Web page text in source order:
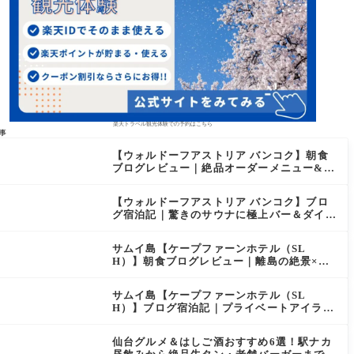
楽天トラベル観光体験での予約はこちら
【ウォルドーフアストリア バンコク】朝食
ブログレビュー｜絶品オーダーメニュー&豊
【ウォルドーフアストリア バンコク】ブロ
グ宿泊記｜驚きのサウナに極上バー＆ダイヤ
サムイ島【ケープファーンホテル（SL
H）】朝食ブログレビュー｜離島の絶景×至
サムイ島【ケープファーンホテル（SL
H）】ブログ宿泊記｜プライベートアイラン
仙台グルメ＆はしご酒おすすめ6選！駅ナカ